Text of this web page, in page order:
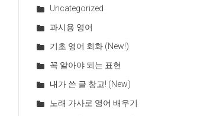
Uncategorized
과시용 영어
기초 영어 회화 (New!)
꼭 알아야 되는 표현
내가 쓴 글 창고! (New)
노래 가사로 영어 배우기